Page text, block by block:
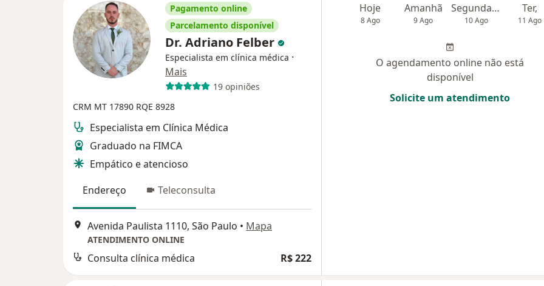
Pagamento online
Parcelamento disponível
Dr. Adriano Felber
Especialista em clínica médica ·
Mais
19 opiniões
CRM MT 17890 RQE 8928
Especialista em Clínica Médica
Graduado na FIMCA
Empático e atencioso
Endereço
Teleconsulta
Avenida Paulista 1110, São Paulo • Mapa
ATENDIMENTO ONLINE
Consulta clínica médica R$ 222
Hoje
8 Ago
Amanhã
9 Ago
Segunda-feira
10 Ago
Ter,
11 Ago
O agendamento online não está
disponível
Solicite um atendimento